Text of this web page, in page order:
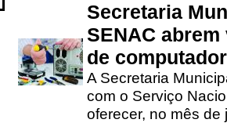
Secretaria
SENAC
de
A Secretaria
com o Serviço
oferecer, no mês de